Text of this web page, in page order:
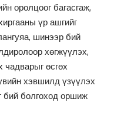
оролцоог багасгаж,
үр ашгийг
шинээр бий
хөгжүүлэх,
чадварыг өсгөх
хэвшилд үзүүлэх
бий болгоход оршиж